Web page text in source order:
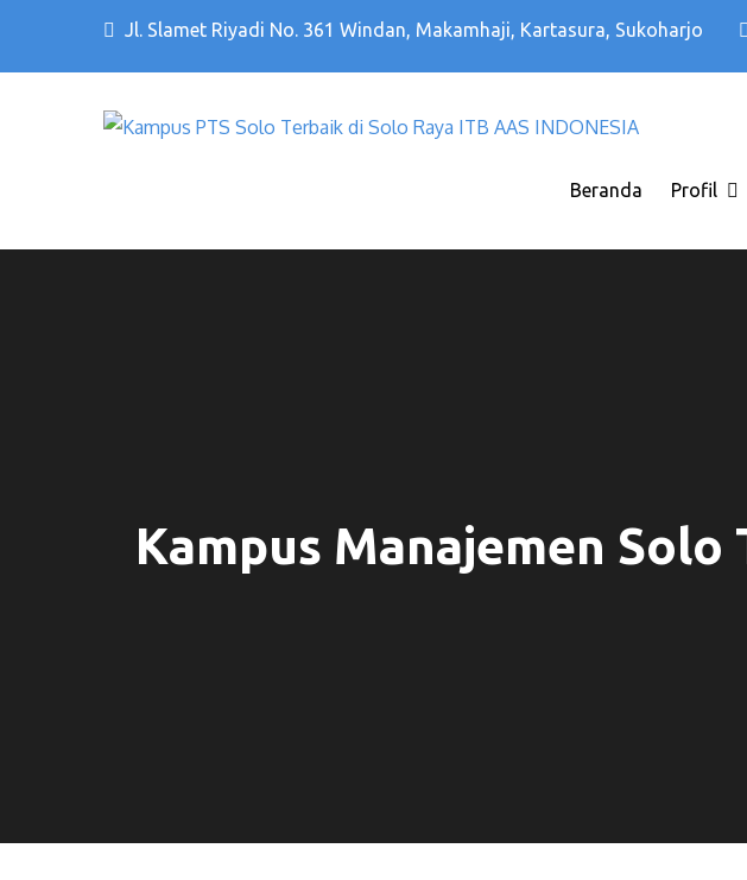
Jl. Slamet Riyadi No. 361 Windan, Makamhaji, Kartasura, Sukoharjo
Beranda Profil
Kampus Manajemen